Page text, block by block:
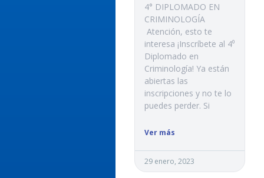
4° DIPLOMADO EN
CRIMINOLOGÍA
Atención, esto te
interesa ¡Inscríbete al 4⁰
Diplomado en
Criminología! Ya están
abiertas las
inscripciones y no te lo
puedes perder. Si
Ver más
29 enero, 2023